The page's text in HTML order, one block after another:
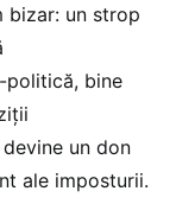
bizar: un strop
politică, bine
un don
ale imposturii.